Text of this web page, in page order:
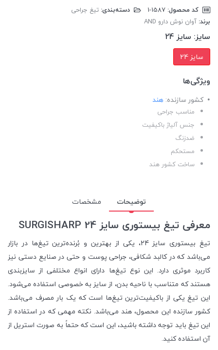
کد محصول: دسته‌بندی: تیغ جراحی
برند: آوان نوش دارو AND
سایز: سایز 24
سایز 24
ویژگی‌ها
کشور سازنده: هند
مناسب جراحی
جنس آلیاژ باکیفیت
ضدزنگ
مستحکم
ساخت کشور هند
توضیحات مشخصات
معرفی تیغ بیستوری سایز 24 SURGISHARP
تیغ بیستوری سایز 24، یکی از بهترین و بُرنده‌ترین تیغ‌ها در بازار
می‌باشد که در کالبد شکافی، جراحی پوست و حتی در صنایع دستی نیز
کاربرد موثری دارد. این نوع تیغ‌ها دارای انواع مختلفی از سایزبندی
هستند که متناسب با ناحیه بدن، از سایز به خصوصی استفاده می‌شود.
این تیغ یکی از باکیفیت‌ترین تیغ‌ها است که یک بار مصرف می‌باشد.
کشور سازنده این محصول، هند می‌باشد. نکته مهمی که در استفاده از
این تیغ باید توجه داشته باشید، این است که حتماً به صورت استریل از
آن استفاده کنید.